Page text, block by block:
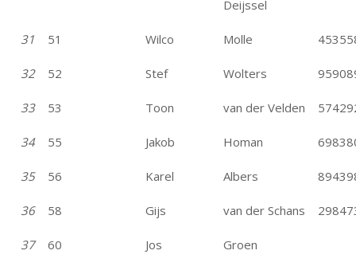
Deijssel
31 51 Wilco Molle
32 52 Stef Wolters
33 53 Toon van der Velden
34 55 Jakob Homan
35 56 Karel Albers
36 58 Gijs van der Schans
37 60 Jos Groen